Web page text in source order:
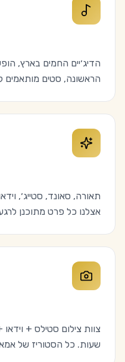
הדיג׳יים החמים בארץ,
הראשונה, סטים מותאמים
תאורה, סאונד, סטייג׳,
אצלנו כל פרט מתוכנן לרגע
שעות. כל הסטוריז של